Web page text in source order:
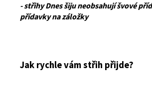
- střihy Dnes šiju neobsahují švové
přídavky na záložky
Jak rychle vám střih přijde?